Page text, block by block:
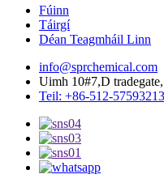
Fúinn
Táirgí
Déan Teagmháil Linn
info@sprchemical.com
Uimh 10#7,D
Teil: +86-512-57593213